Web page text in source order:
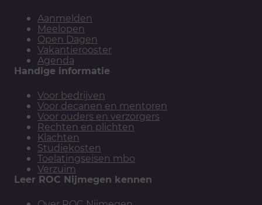
Aanmelden
Meelopen
Open Dagen
Vakantierooster
Agenda
Handige informatie
Voor bedrijven
Voor decanen en mentoren
Voor ouders en verzorgers
Rechten en plichten
Klachten
Studiekosten
Toelatingseisen mbo
Verzuim
Leer ROC Nijmegen kennen